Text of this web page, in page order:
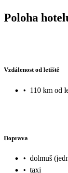
Poloha
Vzdálenost od letiště
• 110 km od
Doprava
• dolmuš
• taxi